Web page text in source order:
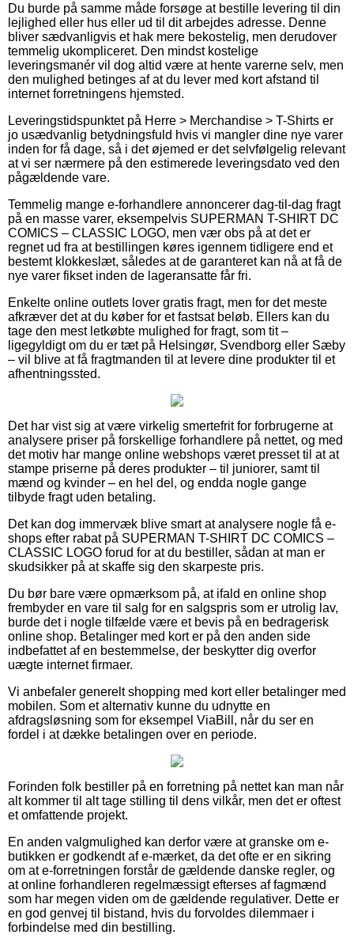
Du burde på samme måde forsøge at bestille levering til din
lejlighed eller hus eller ud til dit arbejdes adresse. Denne
bliver sædvanligvis et hak mere bekostelig, men derudover
temmelig ukompliceret. Den mindst kostelige
leveringsmanér vil dog altid være at hente varerne selv, men
den mulighed betinges af at du lever med kort afstand til
internet forretningens hjemsted.
Leveringstidspunktet på Herre > Merchandise > T-Shirts er
jo usædvanlig betydningsfuld hvis vi mangler dine nye varer
inden for få dage, så i det øjemed er det selvfølgelig relevant
at vi ser nærmere på den estimerede leveringsdato ved den
pågældende vare.
Temmelig mange e-forhandlere annoncerer dag-til-dag fragt
på en masse varer, eksempelvis SUPERMAN T-SHIRT DC
COMICS – CLASSIC LOGO, men vær obs på at det er
regnet ud fra at bestillingen køres igennem tidligere end et
bestemt klokkeslæt, således at de garanteret kan nå at få de
nye varer fikset inden de lageransatte får fri.
Enkelte online outlets lover gratis fragt, men for det meste
afkræver det at du køber for et fastsat beløb. Ellers kan du
tage den mest letkøbte mulighed for fragt, som tit –
ligegyldigt om du er tæt på Helsingør, Svendborg eller Sæby
– vil blive at få fragtmanden til at levere dine produkter til et
afhentningssted.
Det har vist sig at være virkelig smertefrit for forbrugerne at
analysere priser på forskellige forhandlere på nettet, og med
det motiv har mange online webshops været presset til at at
stampe priserne på deres produkter – til juniorer, samt til
mænd og kvinder – en hel del, og endda nogle gange
tilbyde fragt uden betaling.
Det kan dog immervæk blive smart at analysere nogle få e-
shops efter rabat på SUPERMAN T-SHIRT DC COMICS –
CLASSIC LOGO forud for at du bestiller, sådan at man er
skudsikker på at skaffe sig den skarpeste pris.
Du bør bare være opmærksom på, at ifald en online shop
frembyder en vare til salg for en salgspris som er utrolig lav,
burde det i nogle tilfælde være et bevis på en bedragerisk
online shop. Betalinger med kort er på den anden side
indbefattet af en bestemmelse, der beskytter dig overfor
uægte internet firmaer.
Vi anbefaler generelt shopping med kort eller betalinger med
mobilen. Som et alternativ kunne du udnytte en
afdragsløsning som for eksempel ViaBill, når du ser en
fordel i at dække betalingen over en periode.
Forinden folk bestiller på en forretning på nettet kan man når
alt kommer til alt tage stilling til dens vilkår, men det er oftest
et omfattende projekt.
En anden valgmulighed kan derfor være at granske om e-
butikken er godkendt af e-mærket, da det ofte er en sikring
om at e-forretningen forstår de gældende danske regler, og
at online forhandleren regelmæssigt efterses af fagmænd
som har megen viden om de gældende regulativer. Dette er
en god genvej til bistand, hvis du forvoldes dilemmaer i
forbindelse med din bestilling.